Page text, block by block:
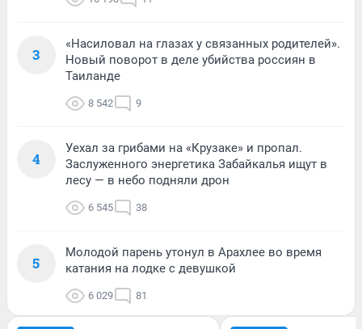
3
«Насиловал на глазах у связанных родителей».
Новый поворот в деле убийства россиян в
Таиланде
8 542 9
4
Уехал за грибами на «Крузаке» и пропал.
Заслуженного энергетика Забайкалья ищут в
лесу — в небо подняли дрон
6 545 38
5
Молодой парень утонул в Арахлее во время
катания на лодке с девушкой
6 029 81